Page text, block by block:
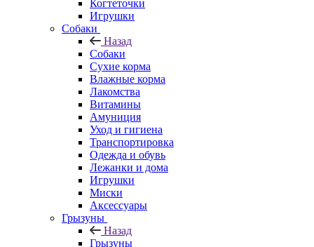
Когтеточки
Игрушки
Собаки
Назад
Собаки
Сухие корма
Влажные корма
Лакомства
Витамины
Амуниция
Уход и гигиена
Транспортировка
Одежда и обувь
Лежанки и дома
Игрушки
Миски
Аксессуары
Грызуны
Назад
Грызуны